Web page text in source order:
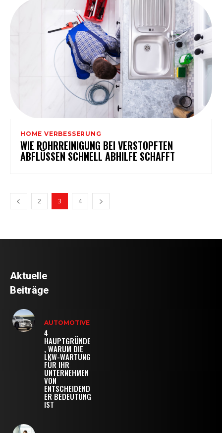
HOME VERBESSERUNG
WIE ROHRREINIGUNG BEI VERSTOPFTEN
ABFLÜSSEN SCHNELL ABHILFE SCHAFFT
2 3 4
Aktuelle
Beiträge
AUTOMOTIVE
4
HAUPTGRÜNDE
, WARUM DIE
LKW-WARTUNG
FÜR IHR
UNTERNEHMEN
VON
ENTSCHEIDEND
ER BEDEUTUNG
IST